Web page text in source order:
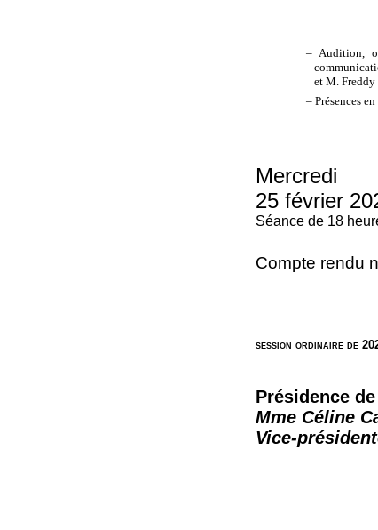
– Audition,
et M.
– Présences
Mercredi
25 février
Séance de 18
Compte rendu
session ordinaire de
Présidence de
Mme Céline
Vice-